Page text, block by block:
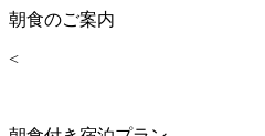
朝食のご案内
<